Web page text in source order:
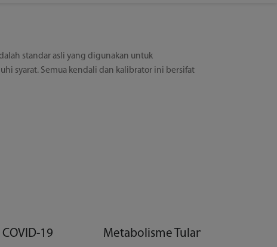
standar asli yang digunakan untuk
syarat. Semua kendali dan kalibrator ini bersifat
COVID-19 Metabolisme Tulang